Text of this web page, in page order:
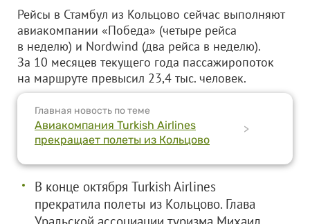
Рейсы в Стамбул из Кольцово сейчас выполняют
авиакомпании «Победа» (четыре рейса
в неделю) и Nordwind (два рейса в неделю).
За 10 месяцев текущего года пассажиропоток
на маршруте превысил 23,4 тыс. человек.
Главная новость по теме
Авиакомпания Turkish Airlines
прекращает полеты из Кольцово
>
В конце октября Turkish Airlines
прекратила полеты из Кольцово. Глава